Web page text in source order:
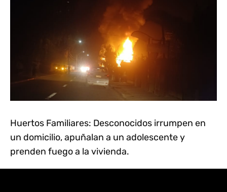
Huertos Familiares: Desconocidos irrumpen en
un domicilio, apuñalan a un adolescente y
prenden fuego a la vivienda.